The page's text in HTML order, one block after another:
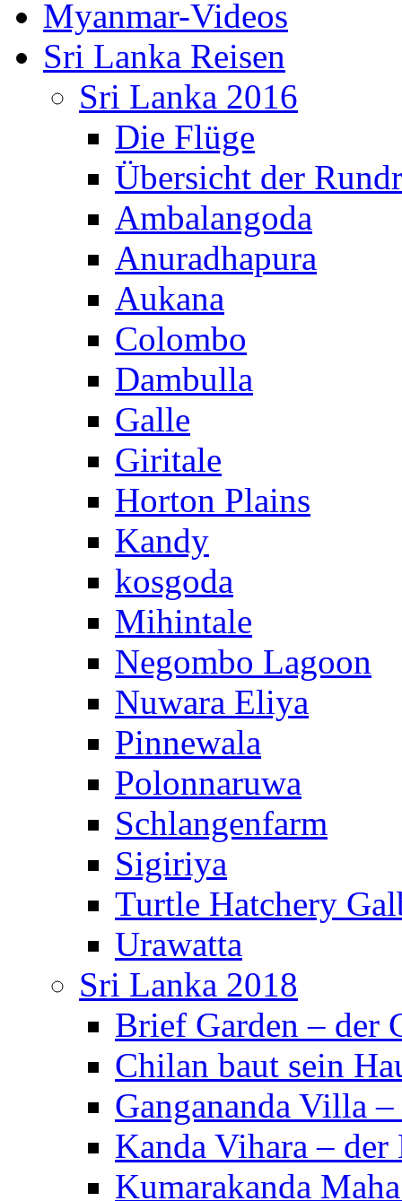
Myanmar-Videos
Sri Lanka Reisen
Sri Lanka 2016
Die Flüge
Übersicht der
Ambalangoda
Anuradhapura
Aukana
Colombo
Dambulla
Galle
Giritale
Horton Plains
Kandy
kosgoda
Mihintale
Negombo Lagoon
Nuwara Eliya
Pinnewala
Polonnaruwa
Schlangenfarm
Sigiriya
Turtle Hatchery
Urawatta
Sri Lanka 2018
Brief Garden – der
Chilan baut sein
Gangananda Villa
Kanda Vihara –
Kumarakanda